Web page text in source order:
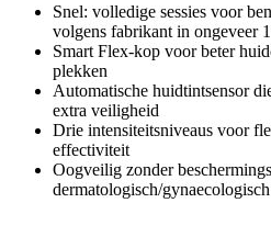
Snel: volledige sessies voor
volgens fabrikant in ongeveer
Smart Flex-kop voor beter
plekken
Automatische huidtintsensor
extra veiligheid
Drie intensiteitsniveaus voor
effectiviteit
Oogveilig zonder
dermatologisch/